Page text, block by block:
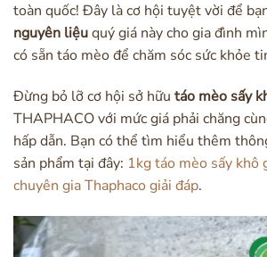
toàn quốc! Đây là cơ hội tuyệt vời để
nguyên liệuquý giá này cho gia đình
có sẵn táo mèo để chăm sóc sức khỏe
Đừng bỏ lỡ cơ hội sở hữu táo mèo sấy
THAPHACO với mức giá phải chăng
hấp dẫn. Bạn có thể tìm hiểu thêm
sản phẩm tại đây: 1kg táo mèo sấy khô
chuyên gia Thaphaco giải đáp.